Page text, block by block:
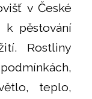
v České
pěstování
Rostliny
teplo,